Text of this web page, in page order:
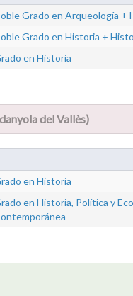
Grado en Arqueología +
Grado en Historia +
en Historia
del Vallès)
en Historia
en Historia, Política y